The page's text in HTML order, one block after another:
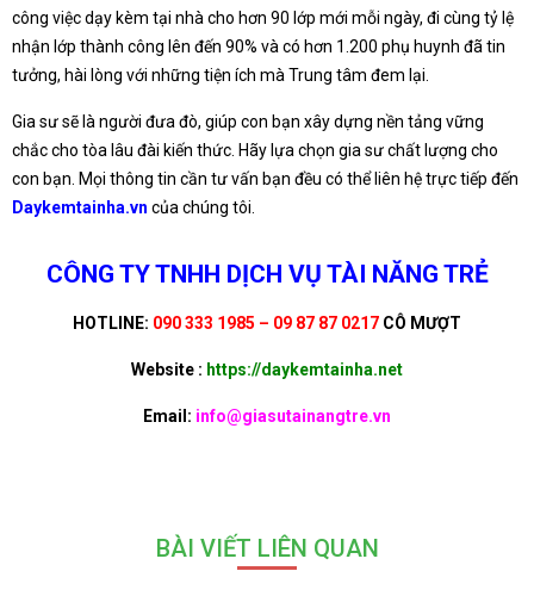
công việc dạy kèm tại nhà cho hơn 90 lớp mới mỗi ngày, đi cùng tỷ lệ
nhận lớp thành công lên đến 90% và có hơn 1.200 phụ huynh đã tin
tưởng, hài lòng với những tiện ích mà Trung tâm đem lại.
Gia sư sẽ là người đưa đò, giúp con bạn xây dựng nền tảng vững
chắc cho tòa lâu đài kiến thức. Hãy lựa chọn gia sư chất lượng cho
con bạn. Mọi thông tin cần tư vấn bạn đều có thể liên hệ trực tiếp đến
Daykemtainha.vn của chúng tôi.
CÔNG TY TNHH DỊCH VỤ TÀI NĂNG TRẺ
HOTLINE: 090 333 1985 – 09 87 87 0217 CÔ MƯỢT
Website : https://daykemtainha.net
Email: info@giasutainangtre.vn
BÀI VIẾT LIÊN QUAN